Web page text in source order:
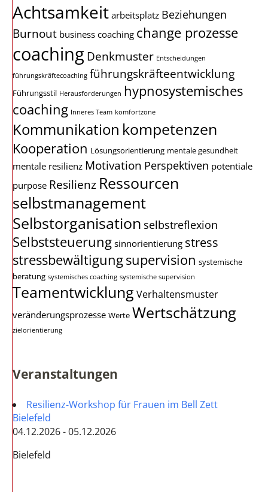
Achtsamkeit arbeitsplatz Beziehungen
Burnout business coaching change prozesse
coachingDenkmuster Entscheidungen
führungskräftecoaching führungskräfteentwicklung
Führungsstil Herausforderungen hypnosystemisches
coaching Inneres Team komfortzone
Kommunikation kompetenzen
Kooperation Lösungsorientierung mentale gesundheit
mentale resilienz Motivation Perspektiven potentiale
purpose Resilienz Ressourcen
selbstmanagement
Selbstorganisation selbstreflexion
Selbststeuerung sinnorientierung stress
stressbewältigungsupervision systemische
beratung systemisches coaching systemische supervision
Teamentwicklung Verhaltensmuster
veränderungsprozesse Werte Wertschätzung
zielorientierung
Veranstaltungen
Resilienz-Workshop für Frauen im Bell Zett
Bielefeld
04.12.2026 - 05.12.2026
Bielefeld